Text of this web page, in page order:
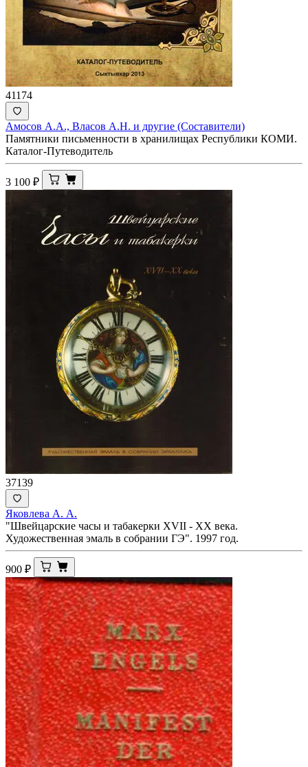
41174
Амосов А.А., Власов А.Н. и другие (Составители)
Памятники письменности в хранилищах Республики КОМИ.
Каталог-Путеводитель
3 100 ₽
37139
Яковлева А. А.
"Швейцарские часы и табакерки XVII - XX века.
Художественная эмаль в собрании ГЭ". 1997 год.
900 ₽